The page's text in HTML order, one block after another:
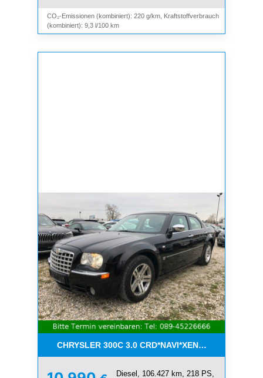
CO₂-Emissionen (kombiniert): 220 g/km, Kraftstoffverbrauch
(kombiniert): 9,3 l/100 km
CHRYSLER 300C 3.0
Diesel, 106.427 km, 218 PS,